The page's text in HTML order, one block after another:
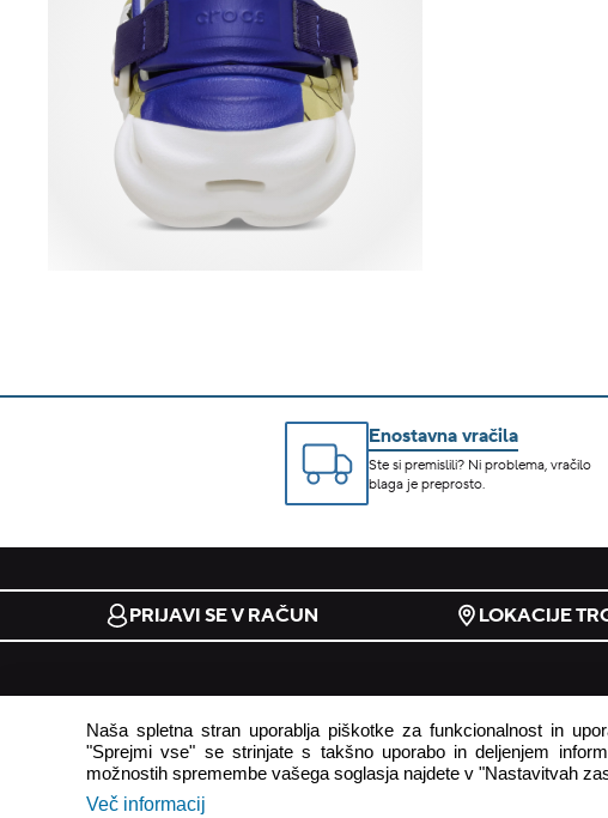
Enostavna vračila
Ste si premislili? Ni problema, vračilo
blaga je preprosto.
PRIJAVI SE V RAČUN LOKACIJE
pogoji uporabe
načini plačila
odstop od
Naša spletna stran uporablja piškotke za funkcionalnost in
"Sprejmi vse" se strinjate s takšno uporabo in deljenjem
možnostih spremembe vašega soglasja najdete v "Nastavitvah
Več informacij